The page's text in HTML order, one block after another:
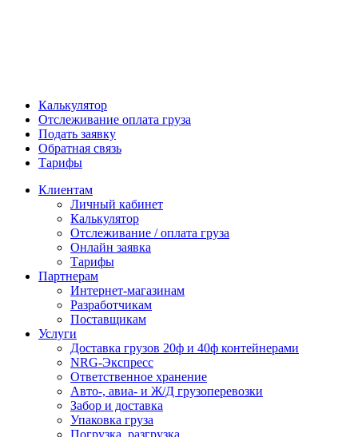
Калькулятор
Отслеживание оплата груза
Подать заявку
Обратная связь
Тарифы
Клиентам
Личный кабинет
Калькулятор
Отслеживание / оплата груза
Онлайн заявка
Тарифы
Партнерам
Интернет-магазинам
Разработчикам
Поставщикам
Услуги
Доставка грузов 20ф и 40ф контейнерами
NRG-Экспресс
Ответственное хранение
Авто-, авиа- и Ж/Д грузоперевозки
Забор и доставка
Упаковка груза
Погрузка, разгрузка